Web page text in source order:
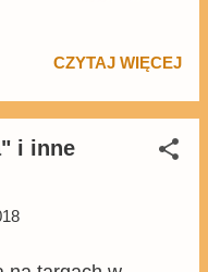
w oryginale
). Zapraszam do
najnowszego
ogniw
wyemitowany
CZYTAJ WIĘCEJ
i inne